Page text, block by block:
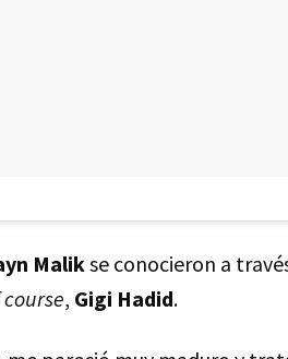
Malikse conocieron a
, Gigi Hadid.